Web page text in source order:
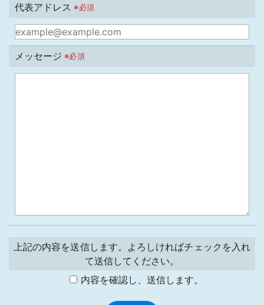
代表アドレス ※必須
メッセージ ※必須
上記の内容を送信します。よろしければチェックを入れ
て送信してください。
内容を確認し、送信します。